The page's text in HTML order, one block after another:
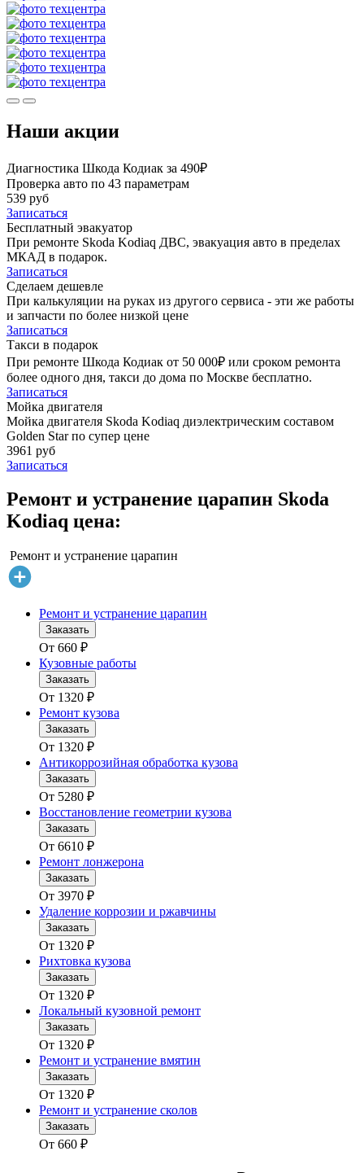
Наши акции
Диагностика Шкода Кодиак за 490₽
Проверка авто по 43 параметрам
539 руб
Записаться
Бесплатный эвакуатор
При ремонте Skoda Kodiaq ДВС, эвакуация авто в пределах
МКАД в подарок.
Записаться
Сделаем дешевле
При калькуляции на руках из другого сервиса - эти же работы
и запчасти по более низкой цене
Записаться
Такси в подарок
При ремонте Шкода Кодиак от 50 000₽ или сроком ремонта
более одного дня, такси до дома по Москве бесплатно.
Записаться
Мойка двигателя
Мойка двигателя Skoda Kodiaq диэлектрическим составом
Golden Star по супер цене
3961 руб
Записаться
Ремонт и устранение царапин Skoda
Kodiaq цена:
Ремонт и устранение царапин
Ремонт и устранение царапин
Заказать
От 660 ₽
Кузовные работы
Заказать
От 1320 ₽
Ремонт кузова
Заказать
От 1320 ₽
Антикоррозийная обработка кузова
Заказать
От 5280 ₽
Восстановление геометрии кузова
Заказать
От 6610 ₽
Ремонт лонжерона
Заказать
От 3970 ₽
Удаление коррозии и ржавчины
Заказать
От 1320 ₽
Рихтовка кузова
Заказать
От 1320 ₽
Локальный кузовной ремонт
Заказать
От 1320 ₽
Ремонт и устранение вмятин
Заказать
От 1320 ₽
Ремонт и устранение сколов
Заказать
От 660 ₽